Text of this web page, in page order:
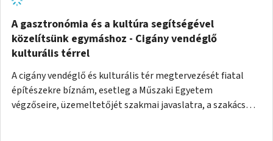
A gasztronómia és a kultúra segítségével
közelítsünk egymáshoz - Cigány vendéglő
kulturális térrel
A cigány vendéglő és kulturális tér megtervezését fiatal
építészekre bíznám, esetleg a Műszaki Egyetem
végzőseire, üzemeltetőjét szakmai javaslatra, a szakács